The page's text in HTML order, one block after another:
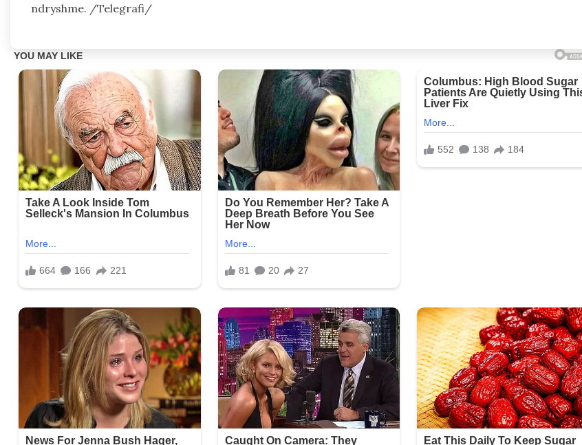
ndryshme. /Telegrafi/